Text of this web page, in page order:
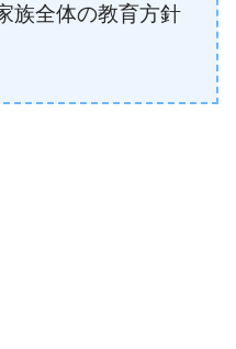
族全体の教育方針